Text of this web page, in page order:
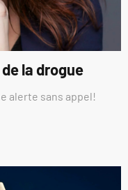
la drogue
alerte sans appel!